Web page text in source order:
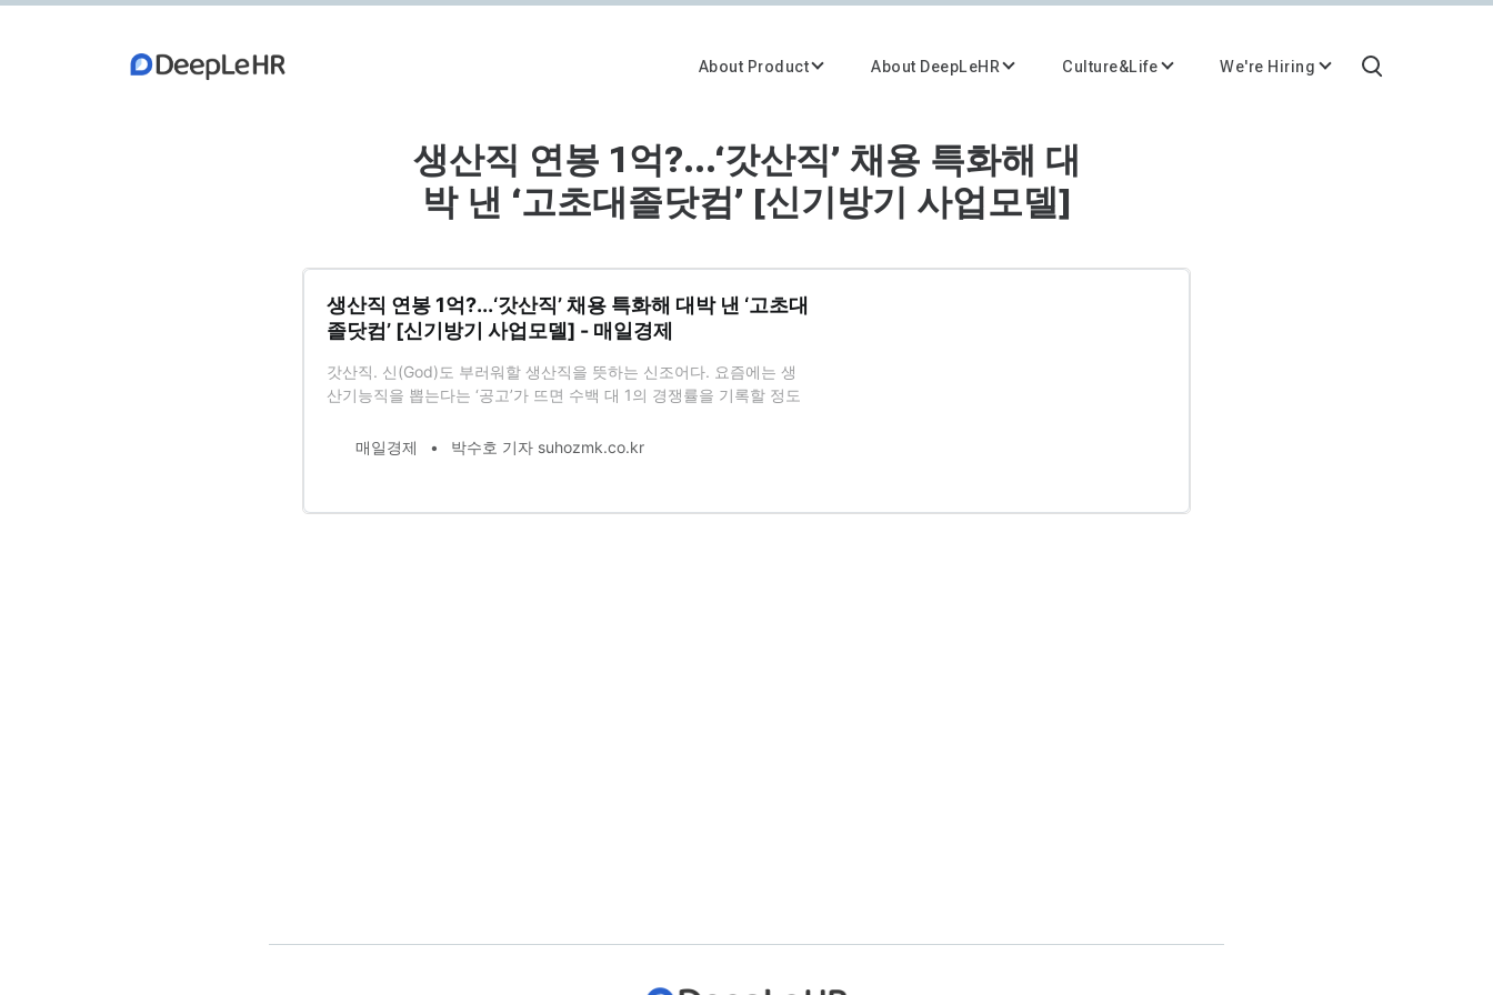
About Product About DeepLeHR Culture&Life We're Hiring
생산직 연봉 1억?...‘갓산직’ 채용 특화해 대
박 낸 ‘고초대졸닷컴’ [신기방기 사업모델]
생산직 연봉 1억?...‘갓산직’ 채용 특화해 대박 낸 ‘고초대
졸닷컴’ [신기방기 사업모델] - 매일경제
갓산직. 신(God)도 부러워할 생산직을 뜻하는 신조어다. 요즘에는 생
산기능직을 뽑는다는 ‘공고’가 뜨면 수백 대 1의 경쟁률을 기록할 정도
금호미쓰이화학, 에코프로 등 국내 대표 제조업체가 생산기능직 채용
매일경제 박수호 기자 suhozmk.co.kr